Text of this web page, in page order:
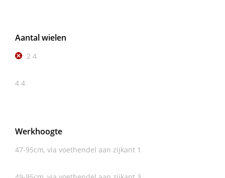
Aantal wielen
2 4
4 4
Werkhoogte
47-95cm, via voethendel aan zijkant 1